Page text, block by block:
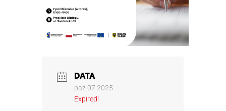
DATA
paź 07 2025
Expired!